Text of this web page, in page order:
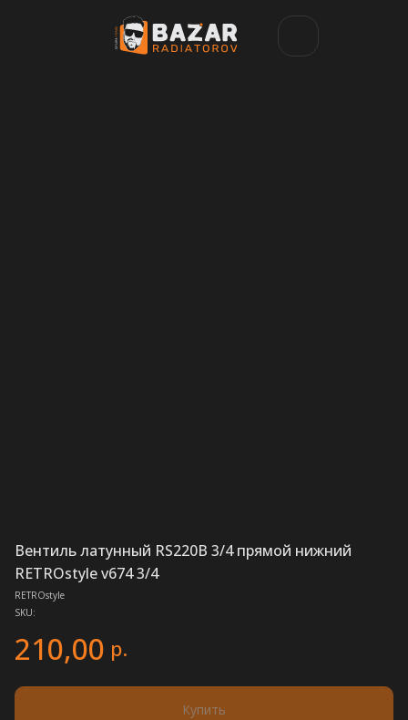
Вентиль латунный RS220B 3/4 прямой нижний
RETROstyle v674 3/4
RETROstyle
SKU:
210,00 р.
Купить